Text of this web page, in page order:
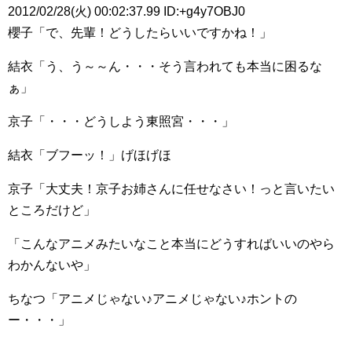
2012/02/28(火) 00:02:37.99 ID:+g4y7OBJ0
櫻子「で、先輩！どうしたらいいですかね！」
結衣「う、う～～ん・・・そう言われても本当に困るな
ぁ」
京子「・・・どうしよう東照宮・・・」
結衣「ブフーッ！」げほげほ
京子「大丈夫！京子お姉さんに任せなさい！っと言いたい
ところだけど」
「こんなアニメみたいなこと本当にどうすればいいのやら
わかんないや」
ちなつ「アニメじゃない♪アニメじゃない♪ホントの
ー・・・」